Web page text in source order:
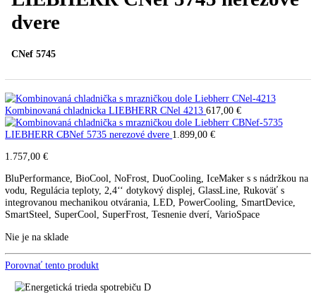
LIEBHERR CNef 5745
dvere
CNef 5745
Kombinovaná chladnicka LIEBHERR CNel 4213